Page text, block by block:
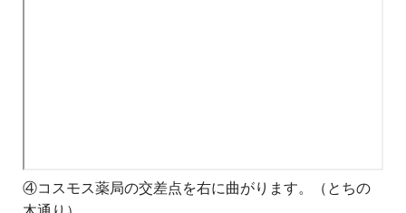
④コスモス薬局の交差点を右に曲がります。（とちの